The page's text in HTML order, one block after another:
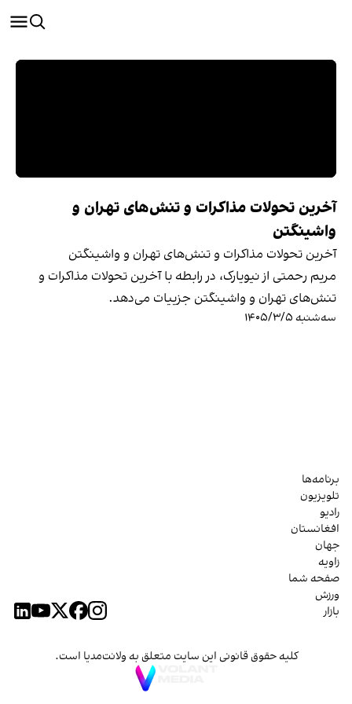
آخرین تحولات مذاکرات و تنش‌های تهران و
واشینگتن
آخرین تحولات مذاکرات و تنش‌های تهران و واشینگتن
مریم رحمتی از نیویارک، در رابطه با آخرین تحولات مذاکرات و
تنش‌های تهران و واشینگتن جزییات می‌دهد.
سه‌شنبه ۱۴۰۵/۳/۵
برنامه‌ها
تلویزیون
رادیو
افغانستان
جهان
زاویه
صفحه شما
ورزش
بازار
کلیه حقوق قانونی این سایت متعلق به ولانت‌مدیا است.